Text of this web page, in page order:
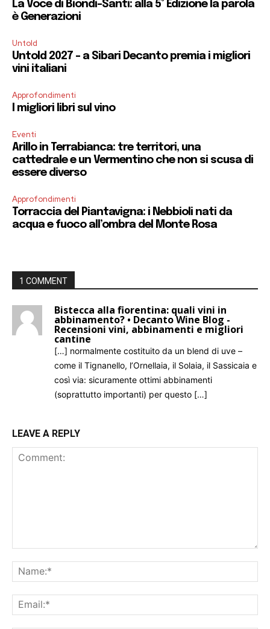
La Voce di Biondi-Santi: alla 5° Edizione la parola
è Generazioni
Untold
Untold 2027 – a Sibari Decanto premia i migliori
vini italiani
Approfondimenti
I migliori libri sul vino
Eventi
Arillo in Terrabianca: tre territori, una
cattedrale e un Vermentino che non si scusa di
essere diverso
Approfondimenti
Torraccia del Piantavigna: i Nebbioli nati da
acqua e fuoco all’ombra del Monte Rosa
1 COMMENT
Bistecca alla fiorentina: quali vini in
abbinamento? • Decanto Wine Blog -
Recensioni vini, abbinamenti e migliori
cantine
[…] normalmente costituito da un blend di uve –
come il Tignanello, l’Ornellaia, il Solaia, il Sassicaia e
così via: sicuramente ottimi abbinamenti
(soprattutto importanti) per questo […]
LEAVE A REPLY